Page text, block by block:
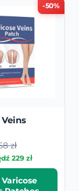
-50%
zł
229 zł